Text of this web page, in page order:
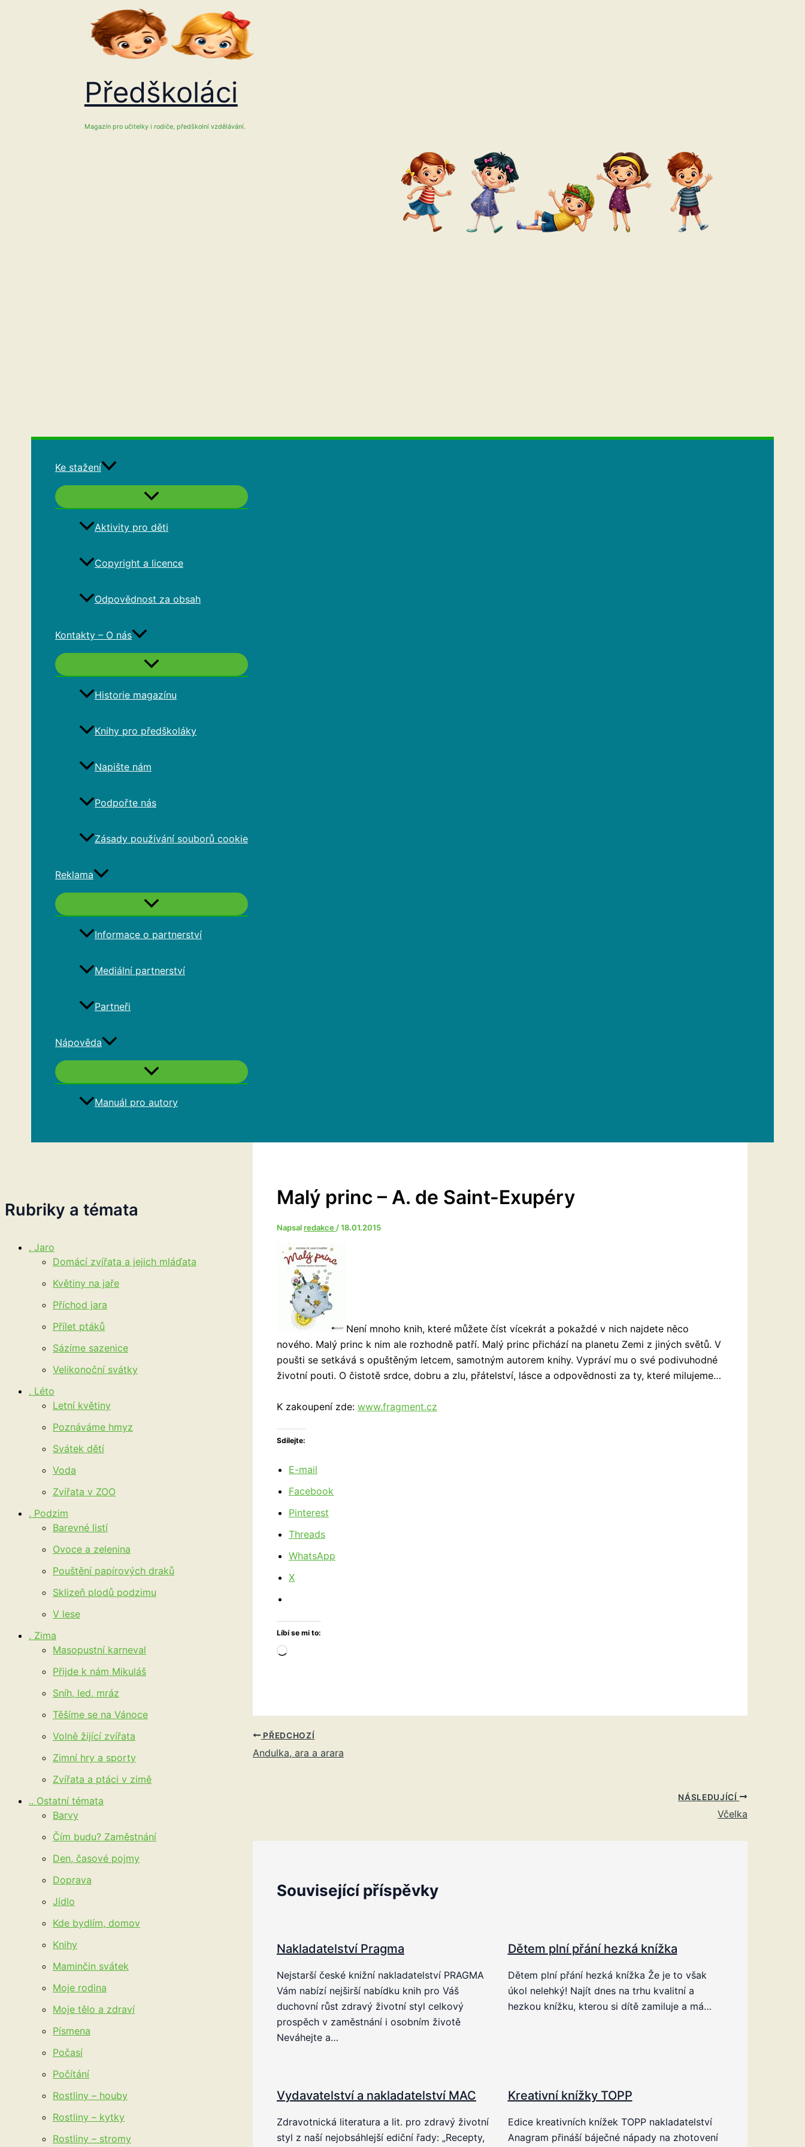
Předškoláci
Magazín pro učitelky i rodiče, předškolní vzdělávání.
Ke stažení
Aktivity pro děti
Copyright a licence
Odpovědnost za obsah
Kontakty – O nás
Historie magazínu
Knihy pro předškoláky
Napište nám
Podpořte nás
Zásady používání souborů cookie
Reklama
Informace o partnerství
Mediální partnerství
Partneři
Nápověda
Manuál pro autory
Rubriky a témata
. Jaro
Domácí zvířata a jejich mláďata
Květiny na jaře
Příchod jara
Přílet ptáků
Sázíme sazenice
Velikonoční svátky
. Léto
Letní květiny
Poznáváme hmyz
Svátek dětí
Voda
Zvířata v ZOO
. Podzim
Barevné listí
Ovoce a zelenina
Pouštění papírových draků
Sklizeň plodů podzimu
V lese
. Zima
Masopustní karneval
Přijde k nám Mikuláš
Sníh, led, mráz
Těšíme se na Vánoce
Volně žijící zvířata
Zimní hry a sporty
Zvířata a ptáci v zimě
.. Ostatní témata
Barvy
Čím budu? Zaměstnání
Den, časové pojmy
Doprava
Jídlo
Kde bydlím, domov
Knihy
Maminčin svátek
Moje rodina
Moje tělo a zdraví
Písmena
Počasí
Počítání
Rostliny – houby
Rostliny – kytky
Rostliny – stromy
Malý princ – A. de Saint-Exupéry
Napsalredakce /18.01.2015
Není mnoho knih, které můžete číst vícekrát a pokaždé v nich najdete něco
nového. Malý princ k nim ale rozhodně patří. Malý princ přichází na planetu Zemi z jiných světů. V
poušti se setkává s opuštěným letcem, samotným autorem knihy. Vypráví mu o své podivuhodné
životní pouti. O čistotě srdce, dobru a zlu, přátelství, lásce a odpovědnosti za ty, které milujeme…
K zakoupení zde: www.fragment.cz
Sdílejte:
E-mail
Facebook
Pinterest
Threads
WhatsApp
X
Líbí se mi to:
Načítání…
PŘEDCHOZÍ
Andulka, ara a arara
NÁSLEDUJÍCÍ
Včelka
Související příspěvky
Nakladatelství Pragma
Nejstarší české knižní nakladatelství PRAGMA
Vám nabízí nejširší nabídku knih pro Váš
duchovní růst zdravý životní styl celkový
prospěch v zaměstnání i osobním životě
Neváhejte a…
Dětem plní přání hezká knížka
Dětem plní přání hezká knížka Že je to však
úkol nelehký! Najít dnes na trhu kvalitní a
hezkou knížku, kterou si dítě zamiluje a má…
Vydavatelství a nakladatelství MAC
Zdravotnická literatura a lit. pro zdravý životní
styl z naší nejobsáhlejší ediční řady: „Recepty,
Kreativní knížky TOPP
Edice kreativních knížek TOPP nakladatelství
Anagram přináší báječné nápady na zhotovení